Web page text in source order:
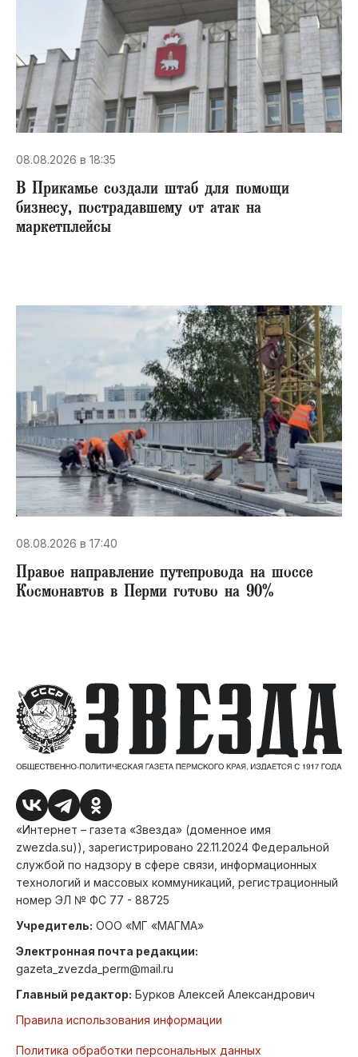
08.08.2026 в 18:35
В Прикамье создали штаб для помощи
бизнесу, пострадавшему от атак на
маркетплейсы
08.08.2026 в 17:40
Правое направление путепровода на шоссе
Космонавтов в Перми готово на 90%
«Интернет – газета «Звезда» (доменное имя
zwezda.su)), зарегистрировано 22.11.2024 Федеральной
службой по надзору в сфере связи, информационных
технологий и массовых коммуникаций, регистрационный
номер ЭЛ № ФС 77 - 88725
Учредитель: ООО «МГ «МАГМА»
Электронная почта редакции:
gazeta_zvezda_perm@mail.ru
Главный редактор: Бурков Алексей Александрович
Правила использования информации
Политика обработки персональных данных